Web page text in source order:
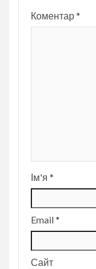
Коментар*
Ім'я *
Email*
Сайт